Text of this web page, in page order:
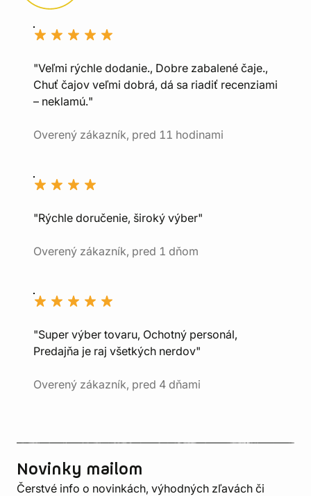
"Veľmi rýchle dodanie., Dobre zabalené čaje.,
Chuť čajov veľmi dobrá, dá sa riadiť recenziami
– neklamú."
Overený zákazník, pred 11 hodinami
"Rýchle doručenie, široký výber"
Overený zákazník, pred 1 dňom
"Super výber tovaru, Ochotný personál,
Predajňa je raj všetkých nerdov"
Overený zákazník, pred 4 dňami
Novinky mailom
Čerstvé info o novinkách, výhodných zľavách či